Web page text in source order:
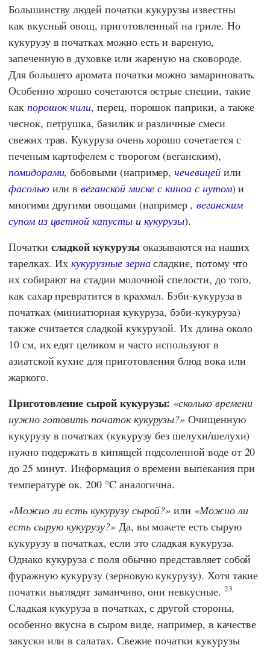
Большинству людей початки кукурузы известны
как вкусный овощ, приготовленный на гриле. Но
кукурузу в початках можно есть и вареную,
запеченную в духовке или жареную на сковороде.
Для большего аромата початки можно замариновать.
Особенно хорошо сочетаются острые специи, такие
как порошок чили, перец, порошок паприки, а также
чеснок, петрушка, базилик и различные смеси
свежих трав. Кукуруза очень хорошо сочетается с
печеным картофелем с творогом (веганским),
помидорами, бобовыми (например,чечевицейили
фасольюили ввеганской миске с киноа с нутом) и
многими другими овощами (например, веганским
супом из цветной капусты и кукурузы).
Початки сладкой кукурузыоказываются на наших
тарелках. Ихкукурузные зернасладкие, потому что
их собирают на стадии молочной спелости, до того,
как сахар превратится в крахмал. Бэби-кукуруза в
початках (миниатюрная кукуруза, бэби-кукуруза)
также считается сладкой кукурузой. Их длина около
10 см, их едят целиком и часто используют в
азиатской кухне для приготовления блюд вока или
жаркого.
Приготовление сырой кукурузы:
сколько времени
нужно готовить початок кукурузы? Очищенную
кукурузу в початках (кукурузу без шелухи/шелухи)
нужно подержать в кипящей подсоленной воде от 20
до 25 минут. Информация о времени выпекания при
температуре ок. 200 °C аналогична.
Можно ли есть кукурузу сырой? или
Можно ли
есть сырую кукурузу? Да, вы можете есть сырую
кукурузу в початках, если это сладкая кукуруза.
Однако кукуруза с поля обычно представляет собой
фуражную кукурузу (зерновую кукурузу). Хотя такие
початки выглядят заманчиво, они невкусные. 23
Сладкая кукуруза в початках, с другой стороны,
особенно вкусна в сыром виде, например, в качестве
закуски или в салатах. Свежие початки кукурузы